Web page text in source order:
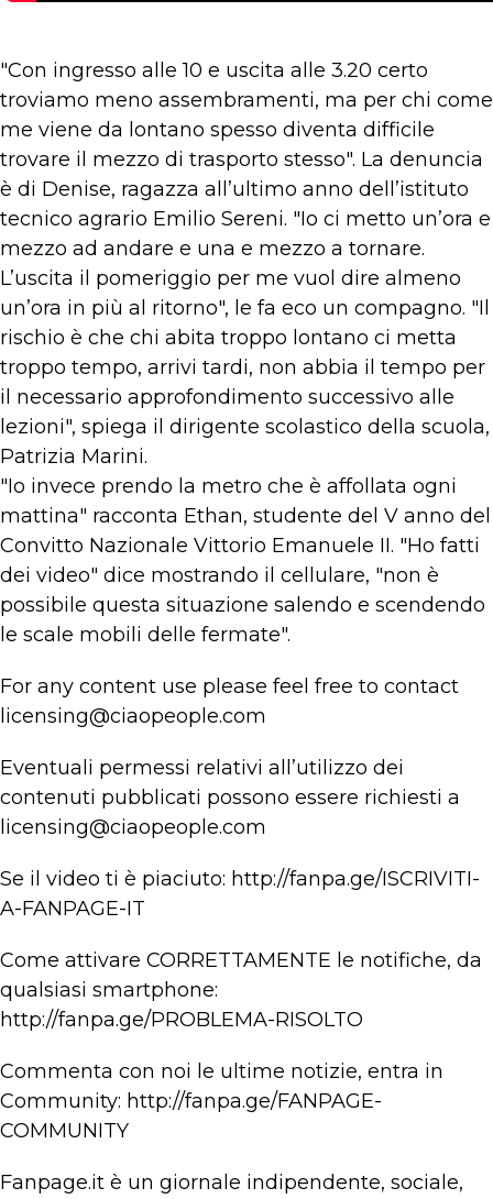
"Con ingresso alle 10 e uscita alle 3.20 certo
troviamo meno assembramenti, ma per chi come
me viene da lontano spesso diventa difficile
trovare il mezzo di trasporto stesso". La denuncia
è di Denise, ragazza all’ultimo anno dell’istituto
tecnico agrario Emilio Sereni. "Io ci metto un’ora e
mezzo ad andare e una e mezzo a tornare.
L’uscita il pomeriggio per me vuol dire almeno
un’ora in più al ritorno", le fa eco un compagno. "Il
rischio è che chi abita troppo lontano ci metta
troppo tempo, arrivi tardi, non abbia il tempo per
il necessario approfondimento successivo alle
lezioni", spiega il dirigente scolastico della scuola,
Patrizia Marini.
"Io invece prendo la metro che è affollata ogni
mattina" racconta Ethan, studente del V anno del
Convitto Nazionale Vittorio Emanuele II. "Ho fatti
dei video" dice mostrando il cellulare, "non è
possibile questa situazione salendo e scendendo
le scale mobili delle fermate".
For any content use please feel free to contact
licensing@ciaopeople.com
Eventuali permessi relativi all’utilizzo dei
contenuti pubblicati possono essere richiesti a
licensing@ciaopeople.com
Se il video ti è piaciuto: http://fanpa.ge/ISCRIVITI-
A-FANPAGE-IT
Come attivare CORRETTAMENTE le notifiche, da
qualsiasi smartphone:
http://fanpa.ge/PROBLEMA-RISOLTO
Commenta con noi le ultime notizie, entra in
Community: http://fanpa.ge/FANPAGE-
COMMUNITY
Fanpage.it è un giornale indipendente, sociale,